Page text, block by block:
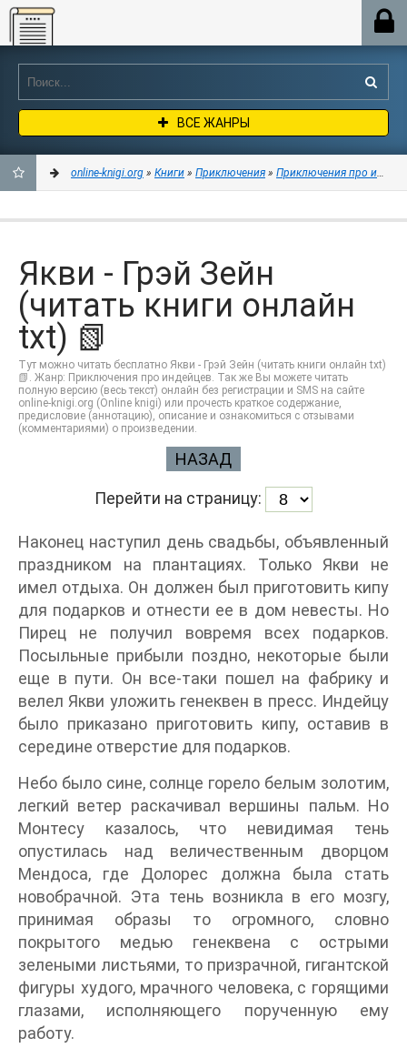
Online-knigi.org
ВСЕ ЖАНРЫ
ЗАКЛАДКИ
online-knigi.org » Книги » Приключения » Приключения про
Якви - Грэй Зейн
(читать книги онлайн
txt) 📗
Тут можно читать бесплатно Якви - Грэй Зейн (читать книги онлайн txt)
📗. Жанр: Приключения про индейцев. Так же Вы можете читать
полную версию (весь текст) онлайн без регистрации и SMS на сайте
online-knigi.org (Online knigi) или прочесть краткое содержание,
предисловие (аннотацию), описание и ознакомиться с отзывами
(комментариями) о произведении.
НАЗАД
Перейти на страницу:
Наконец наступил день свадьбы, объявленный
праздником на плантациях. Только Якви не
имел отдыха. Он должен был приготовить кипу
для подарков и отнести ее в дом невесты. Но
Пирец не получил вовремя всех подарков.
Посыльные прибыли поздно, некоторые были
еще в пути. Он все-таки пошел на фабрику и
велел Якви уложить генеквен в пресс. Индейцу
было приказано приготовить кипу, оставив в
середине отверстие для подарков.
Небо было сине, солнце горело белым золотим,
легкий ветер раскачивал вершины пальм. Но
Монтесу казалось, что невидимая тень
опустилась над величественным дворцом
Мендоса, где Долорес должна была стать
новобрачной. Эта тень возникла в его мозгу,
принимая образы то огромного, словно
покрытого медью генеквена с острыми
зелеными листьями, то призрачной, гигантской
фигуры худого, мрачного человека, с горящими
глазами, исполняющего порученную ему
работу.